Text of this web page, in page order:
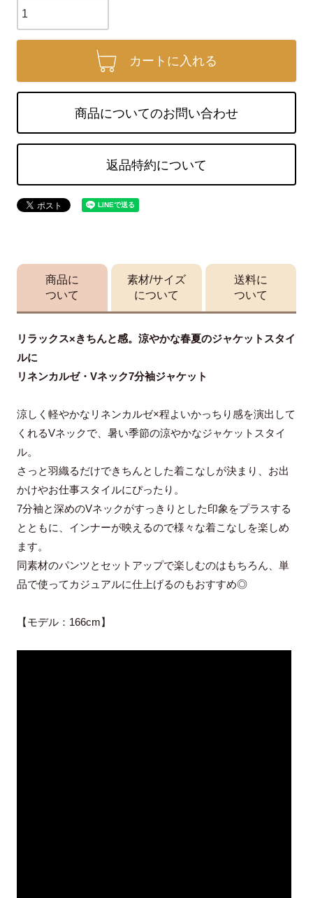
カートに入れる
商品についてのお問い合わせ
返品特約について
商品に
ついて
素材/サイズ
について
送料に
ついて
リラックス×きちんと感。涼やかな春夏のジャケットスタイ
ルに
リネンカルゼ・Vネック7分袖ジャケット
涼しく軽やかなリネンカルゼ×程よいかっちり感を演出して
くれるVネックで、暑い季節の涼やかなジャケットスタイ
ル。
さっと羽織るだけできちんとした着こなしが決まり、お出
かけやお仕事スタイルにぴったり。
7分袖と深めのVネックがすっきりとした印象をプラスする
とともに、インナーが映えるので様々な着こなしを楽しめ
ます。
同素材のパンツとセットアップで楽しむのはもちろん、単
品で使ってカジュアルに仕上げるのもおすすめ◎
【モデル：166cm】